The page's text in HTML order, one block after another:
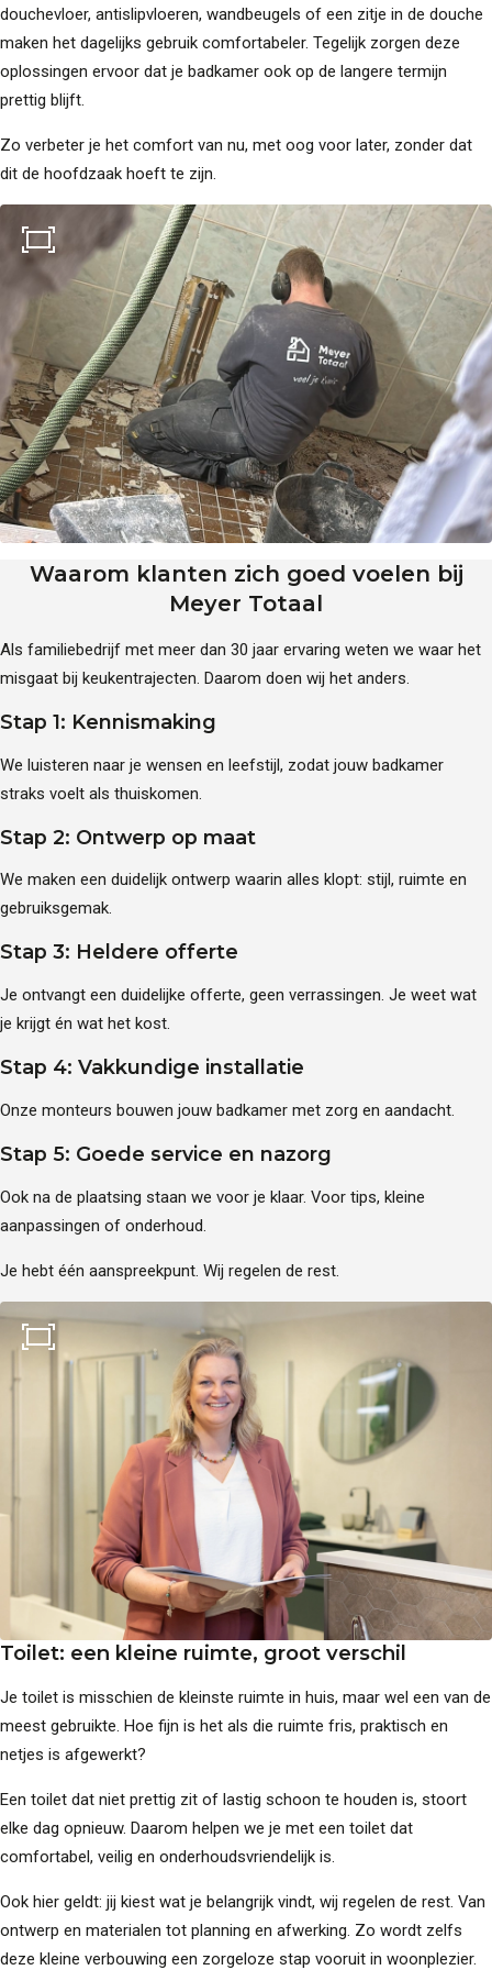
Afspraak maken
Blog
Projecten
Referenties
Keukens
Badkamers
Toekomstklaar
Adviesgesprek
aanvragen
Video Wonen zonder
zorgen 65+
Doe de Toekomstklaar
Test
Veilige badkamer voor
senioren
Levensloopbestendige
keuken voor senioren
Over ons
Onze werkwijze
Ontdek onze showroom
Vacatures
Contact
douchevloer, antislipvloeren, wandbeugels of een zitje in de douche
maken het dagelijks gebruik comfortabeler. Tegelijk zorgen deze
oplossingen ervoor dat je badkamer ook op de langere termijn
prettig blijft.
Zo verbeter je het comfort van nu, met oog voor later, zonder dat
dit de hoofdzaak hoeft te zijn.
Waarom klanten zich goed voelen bij
Meyer Totaal
Als familiebedrijf met meer dan 30 jaar ervaring weten we waar het
misgaat bij keukentrajecten. Daarom doen wij het anders.
Stap 1: Kennismaking
We luisteren naar je wensen en leefstijl, zodat jouw badkamer
straks voelt als thuiskomen.
Stap 2: Ontwerp op maat
We maken een duidelijk ontwerp waarin alles klopt: stijl, ruimte en
gebruiksgemak.
Stap 3: Heldere offerte
Je ontvangt een duidelijke offerte, geen verrassingen. Je weet wat
je krijgt én wat het kost.
Stap 4: Vakkundige installatie
Onze monteurs bouwen jouw badkamer met zorg en aandacht.
Stap 5: Goede service en nazorg
Ook na de plaatsing staan we voor je klaar. Voor tips, kleine
aanpassingen of onderhoud.
Je hebt één aanspreekpunt. Wij regelen de rest.
Toilet: een kleine ruimte, groot verschil
Je toilet is misschien de kleinste ruimte in huis, maar wel een van de
meest gebruikte. Hoe fijn is het als die ruimte fris, praktisch en
netjes is afgewerkt?
Een toilet dat niet prettig zit of lastig schoon te houden is, stoort
elke dag opnieuw. Daarom helpen we je met een toilet dat
comfortabel, veilig en onderhoudsvriendelijk is.
Ook hier geldt: jij kiest wat je belangrijk vindt, wij regelen de rest. Van
ontwerp en materialen tot planning en afwerking. Zo wordt zelfs
deze kleine verbouwing een zorgeloze stap vooruit in woonplezier.